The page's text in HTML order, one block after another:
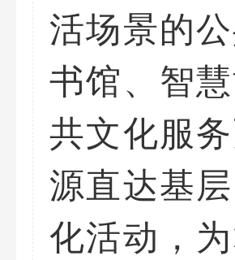
活场景的
书馆、智
共文化服
源直达基
化活动，